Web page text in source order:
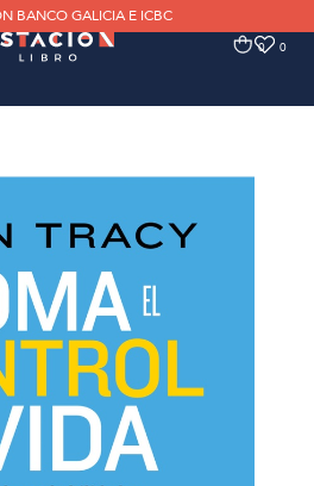
BANCO GALICIA E ICBC
0 0